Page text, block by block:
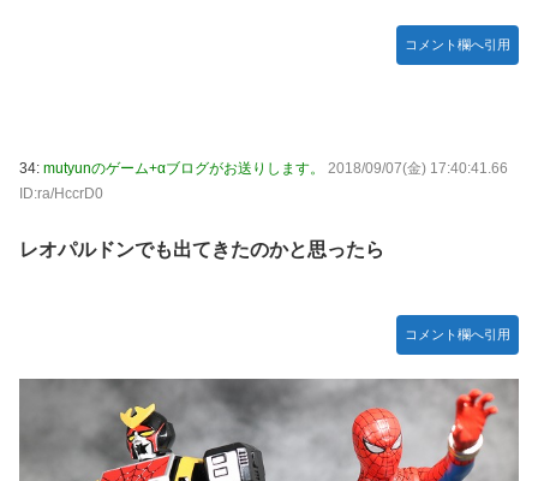
コメント欄へ引用
34: mutyunのゲーム+αブログがお送りします。
2018/09/07(金) 17:40:41.66
ID:ra/HccrD0
レオパルドンでも出てきたのかと思ったら
コメント欄へ引用